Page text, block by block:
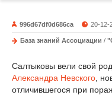
996d67df0d686ca 20-12-
База знаний Ассоциации /
Салтыковы вели свой
Александра Невского ,
отличившегося при